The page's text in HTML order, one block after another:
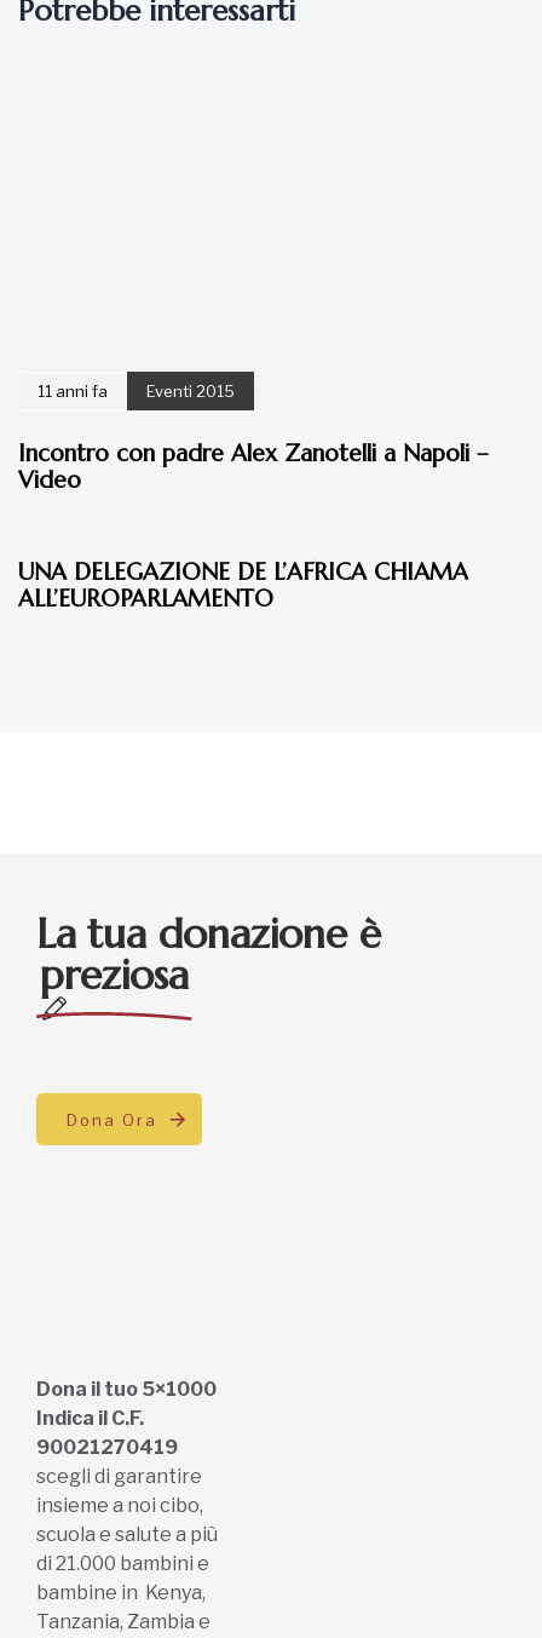
Potrebbe interessarti
11 anni fa Eventi 2015
Incontro con padre Alex Zanotelli a Napoli –
Video
UNA DELEGAZIONE DE L’AFRICA CHIAMA
ALL’EUROPARLAMENTO
La tua donazione è
preziosa
Dona Ora
Dona il tuo 5×1000
Indica il C.F.
90021270419
scegli di garantire
insieme a noi cibo,
scuola e salute a più
di 21.000 bambini e
bambine in Kenya,
Tanzania, Zambia e